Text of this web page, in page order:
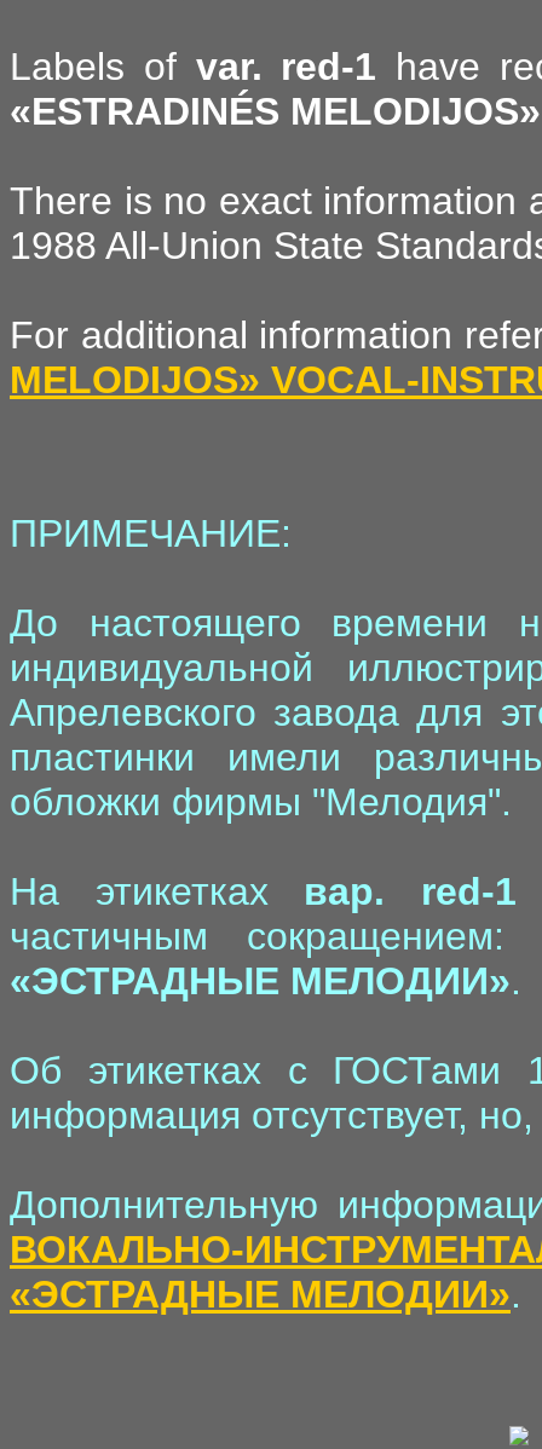
Labels of var. red-1 have
«ESTRADINÉS
There is no exact information
1988 All-Union State
For additional information
MELODIJOS» VOCAL-
ПРИМЕЧАНИЕ:
До настоящего времени
индивидуальной
Апрелевского завода для
пластинки имели
обложки фирмы "Мелодия".
На этикетках вар. red-1
частичным сокращением:
«ЭСТРАДНЫЕ МЕЛОДИИ».
Об этикетках с ГОСТами
информация отсутствует,
Дополнительную
ВОКАЛЬНО-
«ЭСТРАДНЫЕ МЕЛОДИИ».